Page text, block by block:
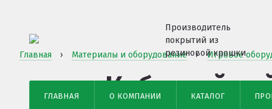
Производитель
покрытий из
резиновой крошки
ГЛАВНАЯ О КОМПАНИИ КАТАЛОГ
Главная › Материалы и оборудование › Игровое
Куб